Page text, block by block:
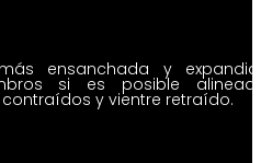
ensanchada y
si es posible
y vientre retraído.